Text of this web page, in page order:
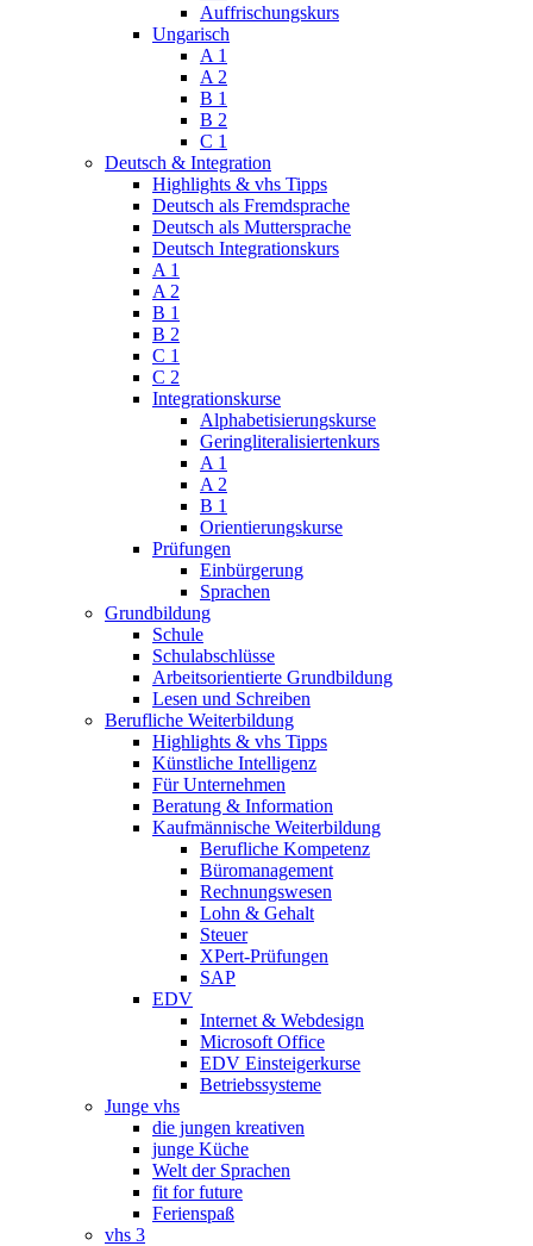
Auffrischungskurs
Ungarisch
A 1
A 2
B 1
B 2
C 1
Deutsch & Integration
Highlights & vhs Tipps
Deutsch als Fremdsprache
Deutsch als Muttersprache
Deutsch Integrationskurs
A 1
A 2
B 1
B 2
C 1
C 2
Integrationskurse
Alphabetisierungskurse
Geringliteralisiertenkurs
A 1
A 2
B 1
Orientierungskurse
Prüfungen
Einbürgerung
Sprachen
Grundbildung
Schule
Schulabschlüsse
Arbeitsorientierte Grundbildung
Lesen und Schreiben
Berufliche Weiterbildung
Highlights & vhs Tipps
Künstliche Intelligenz
Für Unternehmen
Beratung & Information
Kaufmännische Weiterbildung
Berufliche Kompetenz
Büromanagement
Rechnungswesen
Lohn & Gehalt
Steuer
XPert-Prüfungen
SAP
EDV
Internet & Webdesign
Microsoft Office
EDV Einsteigerkurse
Betriebssysteme
Junge vhs
die jungen kreativen
junge Küche
Welt der Sprachen
fit for future
Ferienspaß
vhs 3